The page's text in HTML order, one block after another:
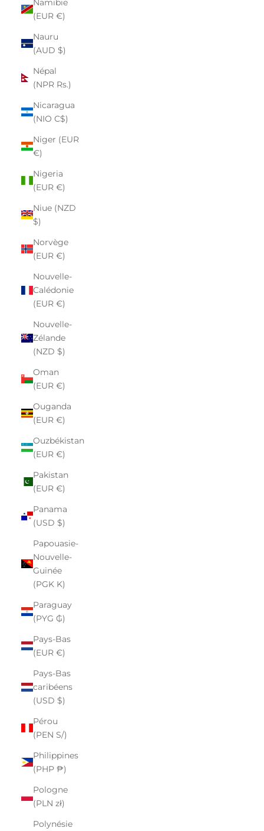
Namibie
(EUR €)
Nauru
(AUD $)
Népal
(NPR Rs.)
Nicaragua
(NIO C$)
Niger (EUR
€)
Nigeria
(EUR €)
Niue (NZD
$)
Norvège
(EUR €)
Nouvelle-
Calédonie
(EUR €)
Nouvelle-
Zélande
(NZD $)
Oman
(EUR €)
Ouganda
(EUR €)
Ouzbékistan
(EUR €)
Pakistan
(EUR €)
Panama
(USD $)
Papouasie-
Nouvelle-
Guinée
(PGK K)
Paraguay
(PYG ₲)
Pays-Bas
(EUR €)
Pays-Bas
caribéens
(USD $)
Pérou
(PEN S/)
Philippines
(PHP ₱)
Pologne
(PLN zł)
Polynésie